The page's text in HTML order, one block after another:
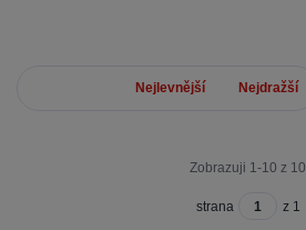
Nejlevnější Nejdražší
Zobrazuji 1-10 z 10
strana z 1